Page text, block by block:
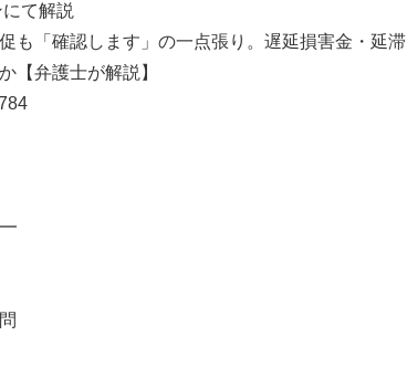
て解説
も「確認します」の一点張り。遅延損害金・延滞
【弁護士が解説】